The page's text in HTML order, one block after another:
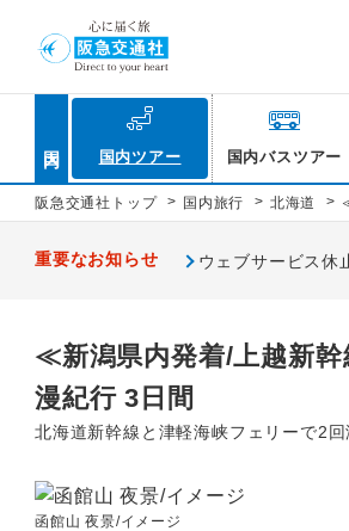
国内ツアー 国内バスツアー
阪急交通社トップ > 国内旅行 > 北海道 >
重要なお知らせ ウェブサービス休
≪新潟県内発着/上越新
漫紀行 3日間
北海道新幹線と津軽海峡フェリーで2回
函館山 夜景/イメージ